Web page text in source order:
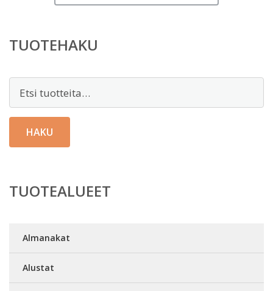
TUOTEHAKU
HAKU
TUOTEALUEET
Almanakat
Alustat